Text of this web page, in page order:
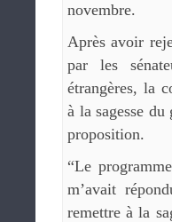
novembre.
Après avoir
par les
étrangères, la
à la sagesse
proposition.
“Le
m’avait
remettre à la